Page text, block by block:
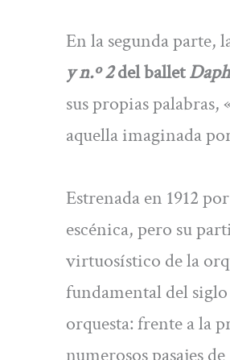
En la segunda parte,
y n.º 2del ballet
sus propias
aquella imaginada
Estrenada en 1912
escénica, pero su
virtuosístico de la
fundamental del
orquesta: frente a la
numerosos pasajes de